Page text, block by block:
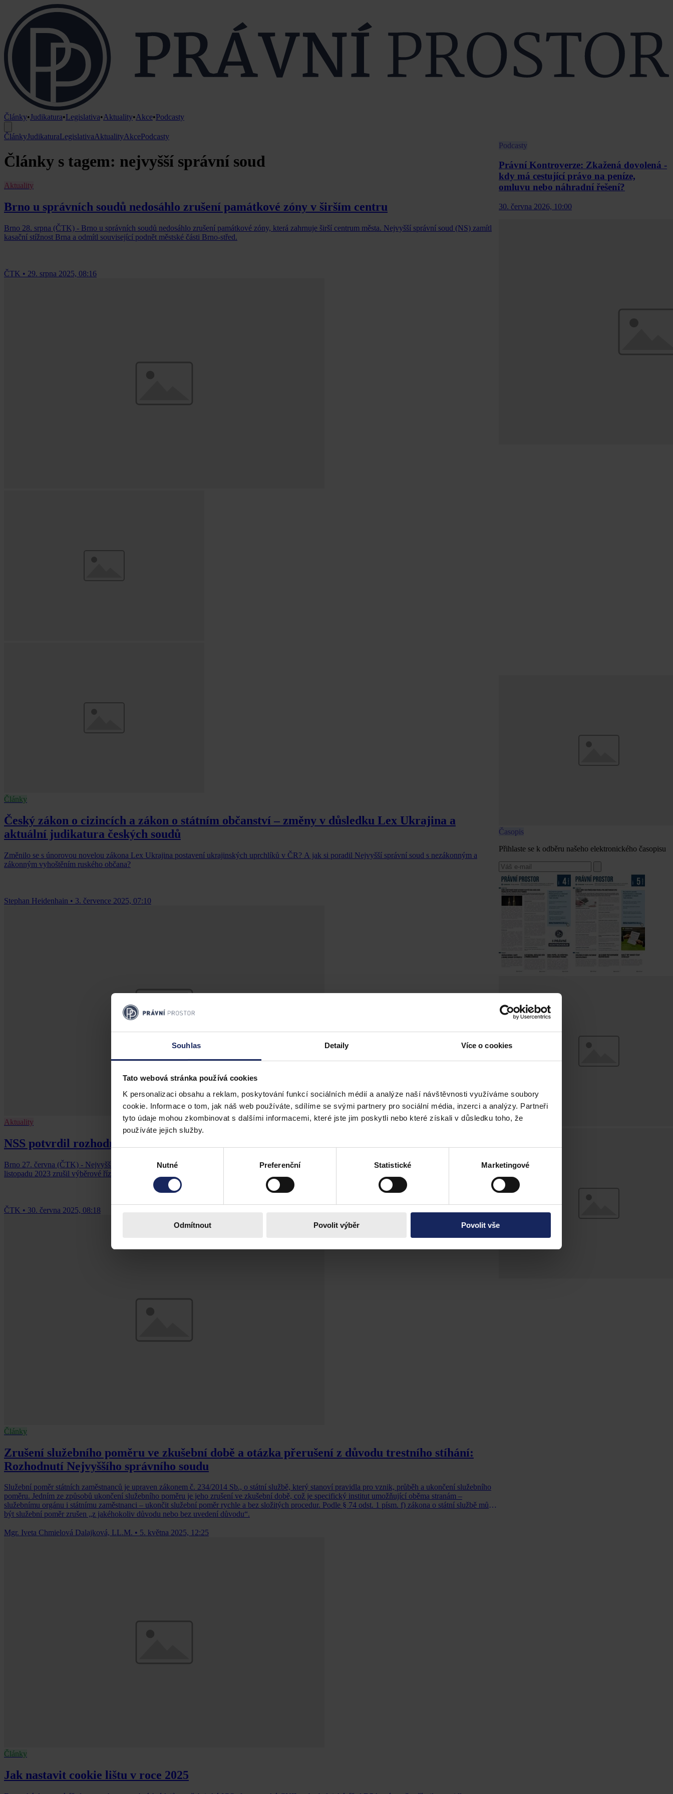
Souhlas Detaily Více o cookies
Tato webová stránka používá cookies
K personalizaci obsahu a reklam, poskytování funkcí sociálních médií a analýze naší návštěvnosti využíváme soubory
cookie. Informace o tom, jak náš web používáte, sdílíme se svými partnery pro sociální média, inzerci a analýzy. Partneři
tyto údaje mohou zkombinovat s dalšími informacemi, které jste jim poskytli nebo které získali v důsledku toho, že
používáte jejich služby.
Nutné Preferenční Statistické Marketingové
Odmítnout Povolit výběr Povolit vše
Články•Judikatura•Legislativa•Aktuality•Akce•Podcasty
ČlánkyJudikaturaLegislativaAktualityAkcePodcasty
Články s tagem: nejvyšší správní soud
Aktuality
Brno u správních soudů nedosáhlo zrušení památkové zóny v širším centru
Brno 28. srpna (ČTK) - Brno u správních soudů nedosáhlo zrušení památkové zóny, která zahrnuje širší centrum města. Nejvyšší správní soud (NS) zamítl
kasační stížnost Brna a odmítl související podnět městské části Brno-střed.
ČTK • 29. srpna 2025, 08:16
Články
Český zákon o cizincích a zákon o státním občanství – změny v důsledku Lex Ukrajina a
aktuální judikatura českých soudů
Změnilo se s únorovou novelou zákona Lex Ukrajina postavení ukrajinských uprchlíků v ČR? A jak si poradil Nejvyšší správní soud s nezákonným a
zákonným vyhoštěním ruského občana?
Stephan Heidenhain • 3. července 2025, 07:10
Aktuality
NSS potvrdil rozhodnutí ÚOHS rušící tendr na digitalizaci stavebního řízení
Brno 27. června (ČTK) - Nejvyšší správní soud (NSS) definitivně potvrdil rozhodnutí Úřadu pro ochranu hospodářské soutěže (ÚOHS), kterým úřad v
listopadu 2023 zrušil výběrové řízení ministerstva pro místní rozvoj (MMR) na digitalizaci stavebního řízení (DSŘ).
ČTK • 30. června 2025, 08:18
Články
Zrušení služebního poměru ve zkušební době a otázka přerušení z důvodu trestního stíhání:
Rozhodnutí Nejvyššího správního soudu
Služební poměr státních zaměstnanců je upraven zákonem č. 234/2014 Sb., o státní službě, který stanoví pravidla pro vznik, průběh a ukončení služebního
poměru. Jedním ze způsobů ukončení služebního poměru je jeho zrušení ve zkušební době, což je specifický institut umožňující oběma stranám –
služebnímu orgánu i státnímu zaměstnanci – ukončit služební poměr rychle a bez složitých procedur. Podle § 74 odst. 1 písm. f) zákona o státní službě může
být služební poměr zrušen „z jakéhokoliv důvodu nebo bez uvedení důvodu“.
Mgr. Iveta Chmielová Dalajková, LL.M. • 5. května 2025, 12:25
Články
Jak nastavit cookie lištu v roce 2025
Podcasty
Právní Kontroverze: Zkažená dovolená -
kdy má cestující právo na peníze,
omluvu nebo náhradní řešení?
30. června 2026, 10:00
Časopis
Přihlaste se k odběru našeho elektronického časopisu